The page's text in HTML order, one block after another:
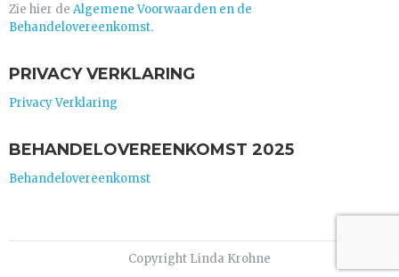
Zie hier de Algemene Voorwaarden en de
Behandelovereenkomst.
PRIVACY VERKLARING
Privacy Verklaring
BEHANDELOVEREENKOMST 2025
Behandelovereenkomst
Copyright Linda Krohne